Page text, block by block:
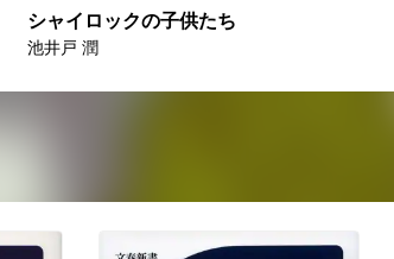
シャイロックの子供たち
池井戸 潤